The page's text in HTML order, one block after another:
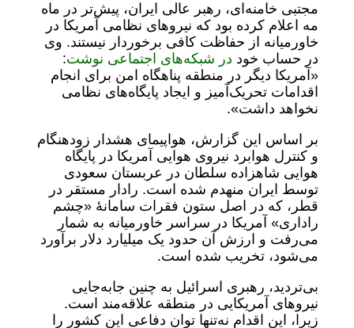
مجتبی خامنه‌ای، رهبر عالی ایران، پیش‌تر در ماه
مه اعلام کرده بود که نیروهای نظامی آمریکا در
خاورمیانه از حفاظت کافی برخوردار نیستند. وی
در حساب خود در شبکه‌های اجتماعی نوشت:
«آمریکا دیگر در منطقه پناهگاه امن برای انجام
اقدامات تحریک‌آمیز و ایجاد پایگاه‌های نظامی
نخواهد داشت».
بر اساس این گزارش، هواپیمای هشدار زودهنگام
و کنترل هوابرد نیروی هوایی آمریکا در پایگاه
هوایی شاهزاده سلطان در عربستان سعودی
توسط ایران منهدم شده است. رادار مستقر در
قطر، که در اصل ستون فقرات سامانۀ «چشم
راداری» آمریکا در سراسر خاورمیانه به شمار
می‌رفت و ارزش آن حدود یک میلیارد دلار برآورد
می‌شود، تخریب ‌شده است.
بی‌تردید، رهبری اسرائیل به چنین جابه‌جایی
نیروهای آمریکایی در منطقه علاقه‌مند است.
زیرا، این اقدام نه‌تنها توان دفاعی این کشور را